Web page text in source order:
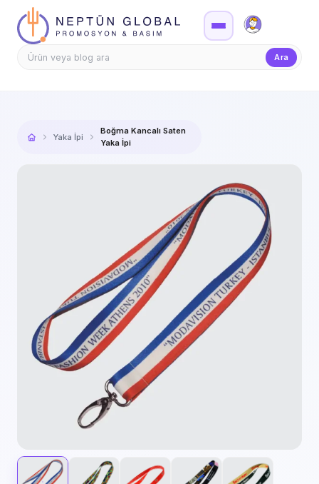
Firma Girişi
Ara
Yaka İpi
Boğma Kancalı Saten
Yaka İpi